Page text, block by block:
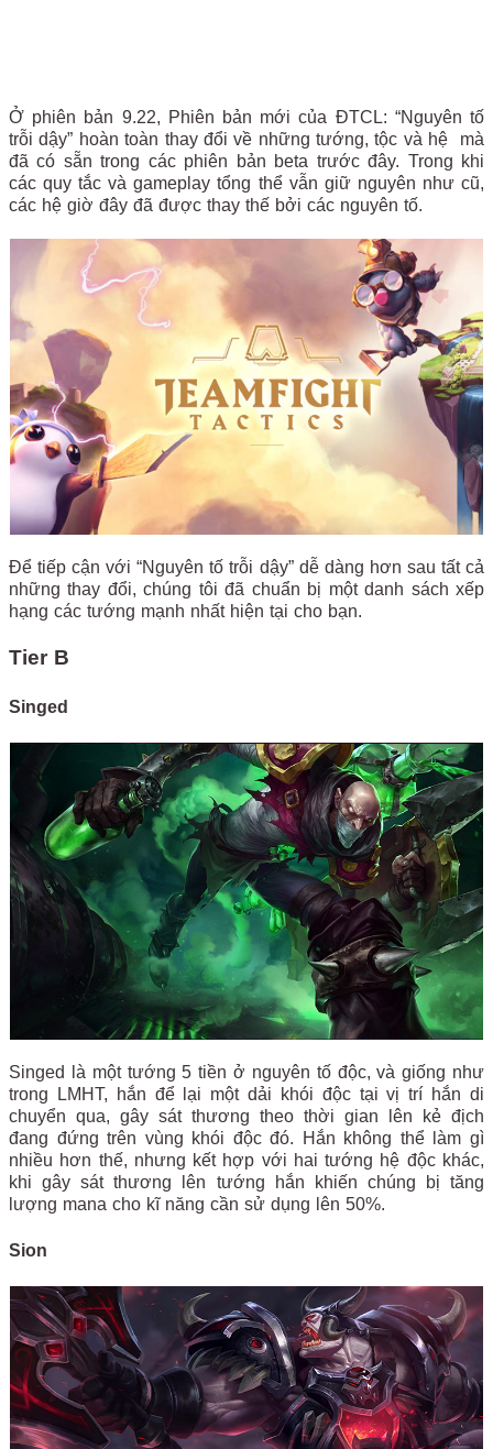
Ở phiên bản 9.22, Phiên bản mới của ĐTCL: “Nguyên tố
trỗi dậy” hoàn toàn thay đổi về những tướng, tộc và hệ mà
đã có sẵn trong các phiên bản beta trước đây. Trong khi
các quy tắc và gameplay tổng thể vẫn giữ nguyên như cũ,
các hệ giờ đây đã được thay thế bởi các nguyên tố.
Để tiếp cận với “Nguyên tố trỗi dậy” dễ dàng hơn sau tất cả
những thay đổi, chúng tôi đã chuẩn bị một danh sách xếp
hạng các tướng mạnh nhất hiện tại cho bạn.
Tier B
Singed
Singed là một tướng 5 tiền ở nguyên tố độc, và giống như
trong LMHT, hắn để lại một dải khói độc tại vị trí hắn di
chuyển qua, gây sát thương theo thời gian lên kẻ địch
đang đứng trên vùng khói độc đó. Hắn không thể làm gì
nhiều hơn thế, nhưng kết hợp với hai tướng hệ độc khác,
khi gây sát thương lên tướng hắn khiến chúng bị tăng
lượng mana cho kĩ năng cần sử dụng lên 50%.
Sion